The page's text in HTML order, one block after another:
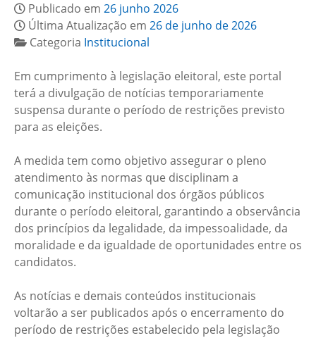
Publicado em 26 junho 2026
Última Atualização em 26 de junho de 2026
Categoria Institucional
Em cumprimento à legislação eleitoral, este portal
terá a divulgação de notícias temporariamente
suspensa durante o período de restrições previsto
para as eleições.
A medida tem como objetivo assegurar o pleno
atendimento às normas que disciplinam a
comunicação institucional dos órgãos públicos
durante o período eleitoral, garantindo a observância
dos princípios da legalidade, da impessoalidade, da
moralidade e da igualdade de oportunidades entre os
candidatos.
As notícias e demais conteúdos institucionais
voltarão a ser publicados após o encerramento do
período de restrições estabelecido pela legislação